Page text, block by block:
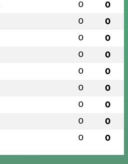
0 0
0 0
0 0
0 0
0 0
0 0
0 0
0 0
0 0